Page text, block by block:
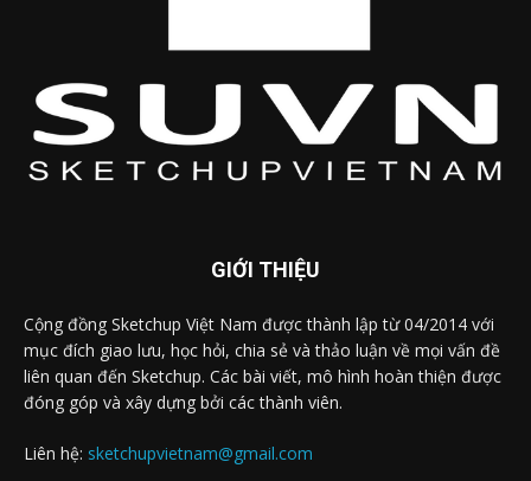
GIỚI THIỆU
Cộng đồng Sketchup Việt Nam được thành lập từ 04/2014 với
mục đích giao lưu, học hỏi, chia sẻ và thảo luận về mọi vấn đề
liên quan đến Sketchup. Các bài viết, mô hình hoàn thiện được
đóng góp và xây dựng bởi các thành viên.
Liên hệ: sketchupvietnam@gmail.com